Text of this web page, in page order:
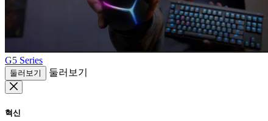
G5 Series
둘러보기 둘러보기
혁신